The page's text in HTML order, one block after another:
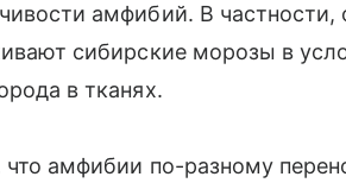
амфибий. В частности,
сибирские морозы в
в тканях.
амфибии по-разному